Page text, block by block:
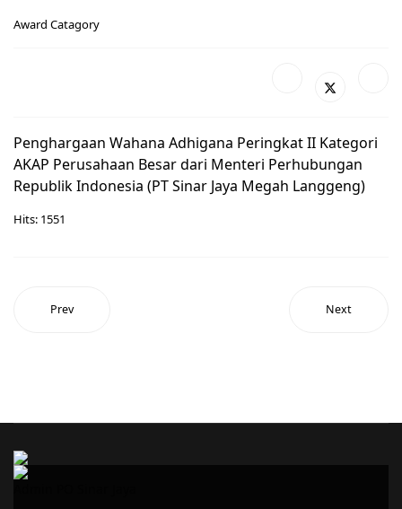
Award Catagory
Penghargaan Wahana Adhigana Peringkat II Kategori
AKAP Perusahaan Besar dari Menteri Perhubungan
Republik Indonesia (PT Sinar Jaya Megah Langgeng)
Hits: 1551
Prev Next